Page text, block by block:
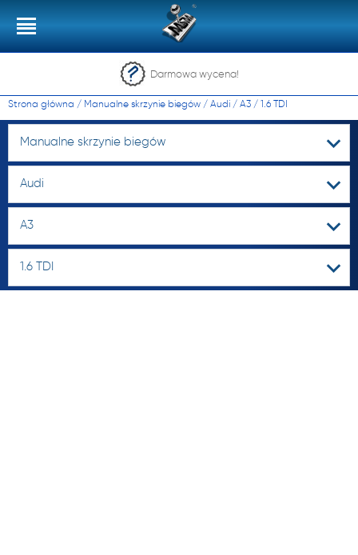
Darmowa wycena!
Strona główna / Manualne skrzynie biegów / Audi / A3 / 1.6 TDI
Manualne skrzynie biegów
Audi
A3
1.6 TDI